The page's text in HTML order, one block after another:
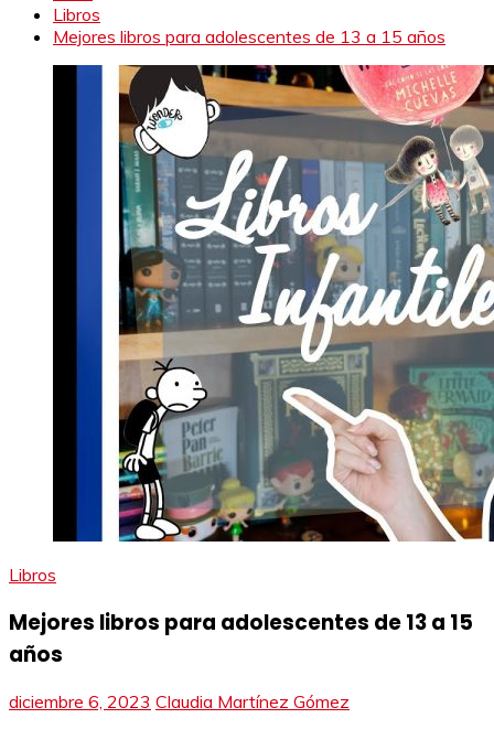
Libros
Mejores libros para adolescentes de 13 a 15 años
Libros
Mejores libros para adolescentes de 13 a 15
años
diciembre 6, 2023 Claudia Martínez Gómez